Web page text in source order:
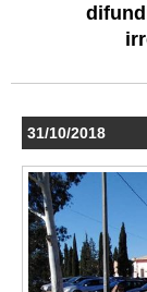
31/10/2018